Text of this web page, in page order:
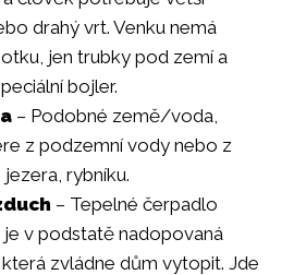
drahý vrt. Venku nemá
jen trubky pod zemí a
bojler.
– Podobné země/voda,
z podzemní vody nebo z
jezera, rybníku.
– Tepelné čerpadlo
v podstatě nadopovaná
zvládne dům vytopit. Jde